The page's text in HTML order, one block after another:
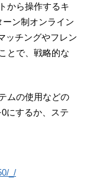
から操作するキ
ン制オンライン
ッチングやフレン
とで、戦略的な
ムの使用などの
にするか、ステ
_/